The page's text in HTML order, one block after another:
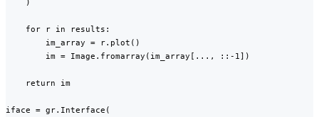
    for r in results:
        im_array = r.plot()
        im = Image.fromarray(im_array[..., ::-1])
    return im
iface = gr.Interface(